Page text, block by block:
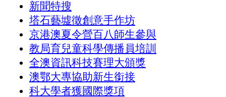
新聞特搜
塔石藝墟徵創意手作坊
京港澳夏令營百八師生參與
教局育兒童科學傳播員培訓
全澳資訊科技賽理大頒獎
澳鄂大專協助新生銜接
科大學者獲國際獎項